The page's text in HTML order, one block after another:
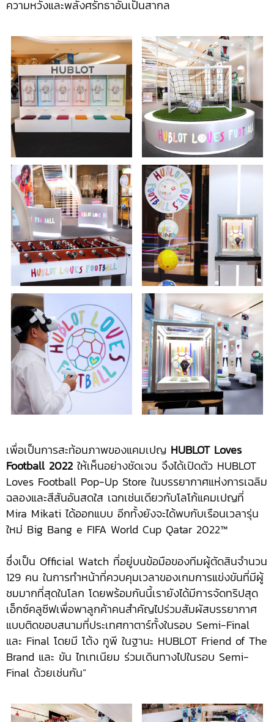
ความหวังและพลังศรัทธาอันเป็นสากล
เพื่อเป็นการสะท้อนภาพของแคมเปญ HUBLOT Loves
Football 2022 ให้เห็นอย่างชัดเจน จึงได้เปิดตัว HUBLOT
Loves Football Pop-Up Store ในบรรยากาศแห่งการเฉลิม
ฉลองและสีสันอันสดใส เฉกเช่นเดียวกับโลโก้แคมเปญที่
Mira Mikati ได้ออกแบบ อีกทั้งยังจะได้พบกับเรือนเวลารุ่น
ใหม่ Big Bang e FIFA World Cup Qatar 2022™
ซึ่งเป็น Official Watch ที่อยู่บนข้อมือของทีมผู้ตัดสินจำนวน
129 คน ในการทำหน้าที่ควบคุมเวลาของเกมการแข่งขันที่มีผู้
ชมมากที่สุดในโลก โดยพร้อมกันนี้เรายังได้มีการจัดทริปสุด
เอ็กซ์คลูซีฟเพื่อพาลูกค้าคนสำคัญไปร่วมสัมผัสบรรยากาศ
แบบติดขอบสนามที่ประเทศกาตาร์ทั้งในรอบ Semi-Final
และ Final โดยมี โต้ง ทูพี ในฐานะ HUBLOT Friend of The
Brand และ ขัน ไทเทเนียม ร่วมเดินทางไปในรอบ Semi-
Final ด้วยเช่นกัน”